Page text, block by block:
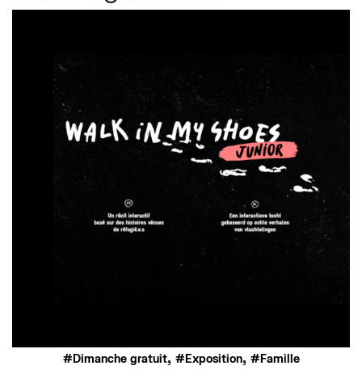
Dimanche gratuit, Exposition, Famille